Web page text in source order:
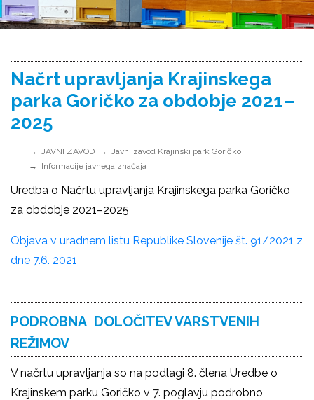
Načrt upravljanja Krajinskega
parka Goričko za obdobje 2021–
2025
JAVNI ZAVOD
Javni zavod Krajinski park Goričko
Informacije javnega značaja
Uredba o Načrtu upravljanja Krajinskega parka Goričko
za obdobje 2021–2025
Objava v uradnem listu Republike Slovenije št. 91/2021 z
dne 7.6. 2021
PODROBNA DOLOČITEV VARSTVENIH
REŽIMOV
V načrtu upravljanja so na podlagi 8. člena Uredbe o
Krajinskem parku Goričko v 7. poglavju podrobno